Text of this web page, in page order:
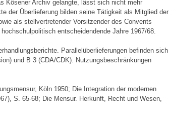
Kösener Archiv gelangte, lässt sich nicht mehr
der Überlieferung bilden seine Tätigkeit als Mitglied der
als stellvertretender Vorsitzender des Convents
entscheidendende Jahre 1967/68.
Parallelüberlieferungen befinden sich
und B 3 (CDA/CDK). Nutzungsbeschränkungen
Köln 1950; Die Integration der modernen
S. 65-68; Die Mensur. Herkunft, Recht und Wesen,